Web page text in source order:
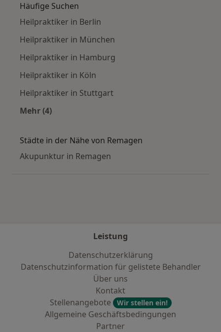
Häufige Suchen
Heilpraktiker in Berlin
Heilpraktiker in München
Heilpraktiker in Hamburg
Heilpraktiker in Köln
Heilpraktiker in Stuttgart
Mehr (4)
Städte in der Nähe von Remagen
Akupunktur in Remagen
Leistung
Datenschutzerklärung
Datenschutzinformation für gelistete Behandler
Über uns
Kontakt
Stellenangebote
Wir stellen ein!
Allgemeine Geschäftsbedingungen
Partner